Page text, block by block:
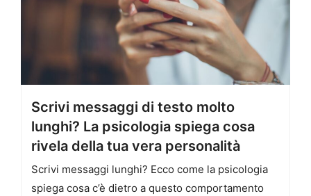
Scrivi messaggi di testo molto
lunghi? La psicologia spiega cosa
rivela della tua vera personalità
Scrivi messaggi lunghi? Ecco come la psicologia
spiega cosa c’è dietro a questo comportamento